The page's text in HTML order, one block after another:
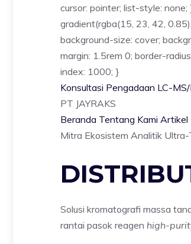
cursor: pointer; list-style:
gradient(rgba(15, 23, 42,
background-size: cover;
margin: 1.5rem 0; border-
index: 1000; }
Konsultasi Pengadaan LC-
PT JAYRAKS
Beranda Tentang Kami Artikel
Mitra Ekosistem Analitik Ultra-
Solusi kromatografi massa
rantai pasok reagen high-